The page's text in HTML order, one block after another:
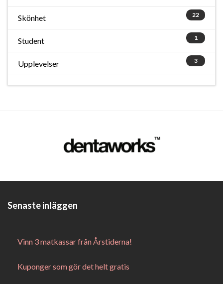
22
Skönhet
1
Student
3
Upplevelser
Senaste inläggen
Vinn 3 matkassar från Årstiderna!
Kuponger som gör det helt gratis